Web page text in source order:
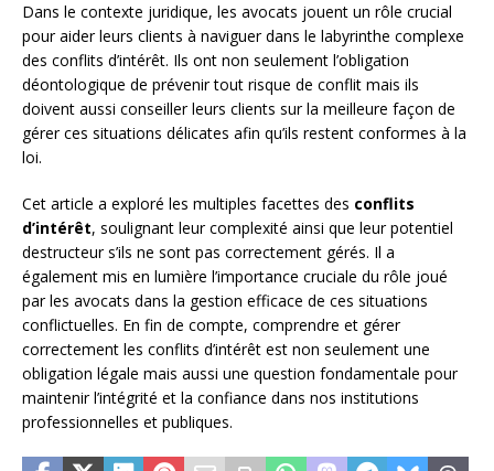
Dans le contexte juridique, les avocats jouent un rôle crucial
pour aider leurs clients à naviguer dans le labyrinthe complexe
des conflits d’intérêt. Ils ont non seulement l’obligation
déontologique de prévenir tout risque de conflit mais ils
doivent aussi conseiller leurs clients sur la meilleure façon de
gérer ces situations délicates afin qu’ils restent conformes à la
loi.
Cet article a exploré les multiples facettes des conflits
d’intérêt, soulignant leur complexité ainsi que leur potentiel
destructeur s’ils ne sont pas correctement gérés. Il a
également mis en lumière l’importance cruciale du rôle joué
par les avocats dans la gestion efficace de ces situations
conflictuelles. En fin de compte, comprendre et gérer
correctement les conflits d’intérêt est non seulement une
obligation légale mais aussi une question fondamentale pour
maintenir l’intégrité et la confiance dans nos institutions
professionnelles et publiques.